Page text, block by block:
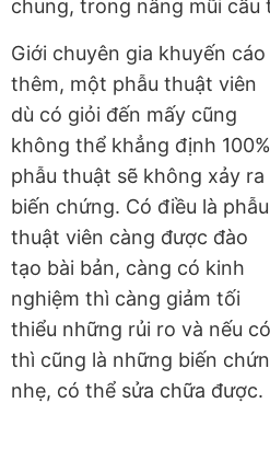
chung, trong nâng mũi cấu
Giới chuyên gia khuyến cáo
thêm, một phẫu thuật viên
dù có giỏi đến mấy cũng
không thể khẳng định 100%
phẫu thuật sẽ không xảy ra
biến chứng. Có điều là phẫu
thuật viên càng được đào
tạo bài bản, càng có kinh
nghiệm thì càng giảm tối
thiểu những rủi ro và nếu có
thì cũng là những biến
nhẹ, có thể sửa chữa được.